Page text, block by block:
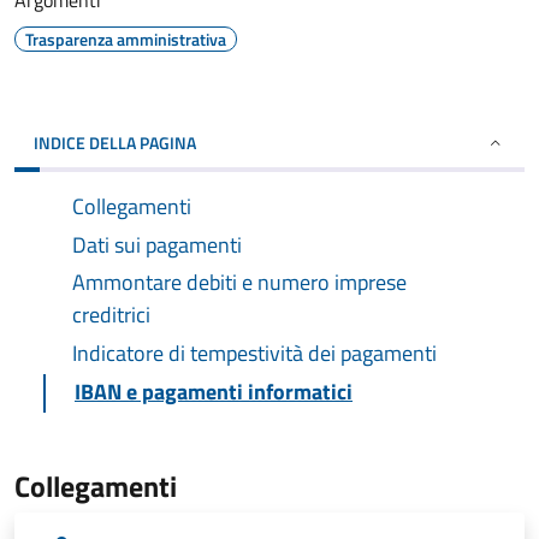
Trasparenza amministrativa
INDICE DELLA PAGINA
Collegamenti
Dati sui pagamenti
Ammontare debiti e numero imprese
creditrici
Indicatore di tempestività dei pagamenti
IBAN e pagamenti informatici
Collegamenti